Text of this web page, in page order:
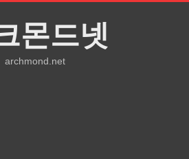
몬드넷
archmond.net